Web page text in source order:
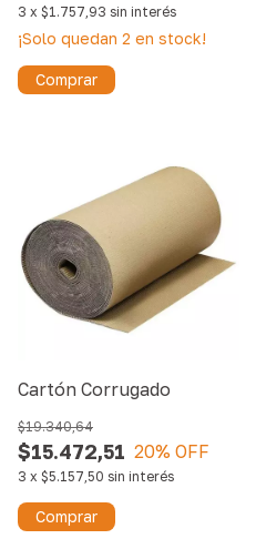
3 x $1.757,93 sin interés
¡Solo quedan 2 en stock!
Comprar
Cartón Corrugado
$15.472,51
$19.340,64
20% OFF
3 x $5.157,50 sin interés
Comprar